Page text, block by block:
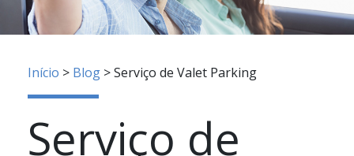
CONTACTOS
Início > Blog >Serviço de Valet Parking
Serviço de